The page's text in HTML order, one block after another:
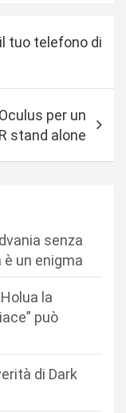
tuo telefono di
per un
stand alone
senza
un enigma
la
può
di Dark